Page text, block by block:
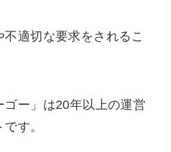
適切な要求をされるこ
ゴー」は20年以上の運営
す。